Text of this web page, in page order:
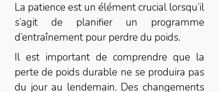
La patience est un élément crucial lorsqu’il
s’agit de planifier un programme
d’entraînement pour perdre du poids.
Il est important de comprendre que la
perte de poids durable ne se produira pas
du jour au lendemain. Des changements